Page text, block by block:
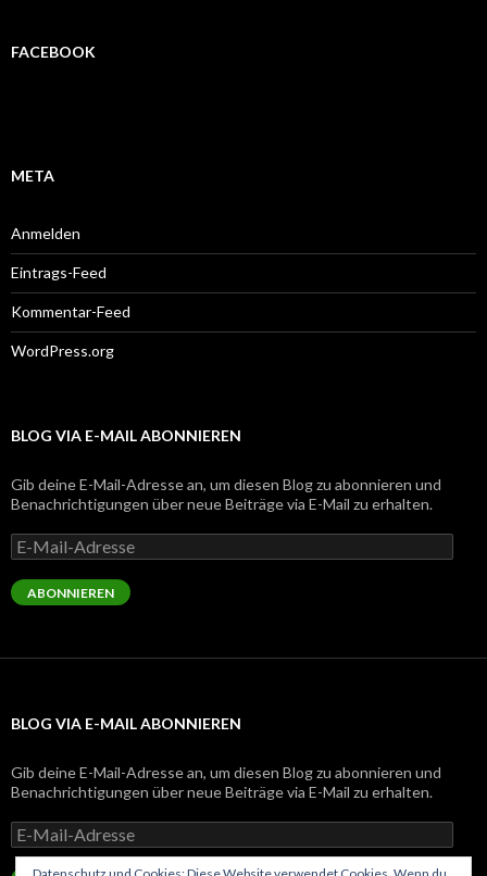
FACEBOOK
META
Anmelden
Eintrags-Feed
Kommentar-Feed
WordPress.org
BLOG VIA E-MAIL ABONNIEREN
Gib deine E-Mail-Adresse an, um diesen Blog zu abonnieren und
Benachrichtigungen über neue Beiträge via E-Mail zu erhalten.
E-
Mail-
Adresse
ABONNIEREN
BLOG VIA E-MAIL ABONNIEREN
Gib deine E-Mail-Adresse an, um diesen Blog zu abonnieren und
Benachrichtigungen über neue Beiträge via E-Mail zu erhalten.
E-
Mail-
Adresse